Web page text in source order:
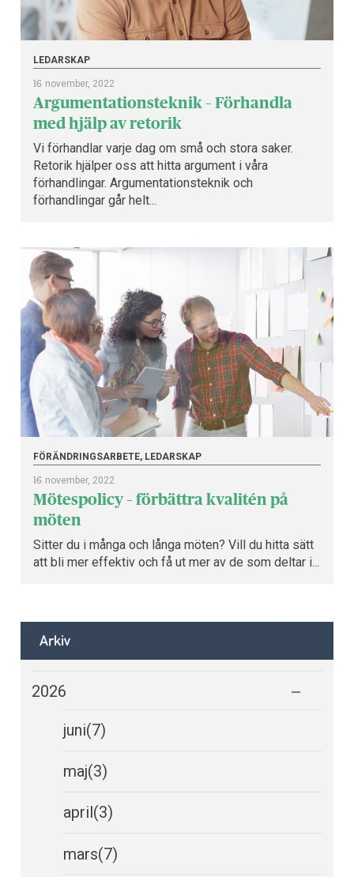
LEDARSKAP
16 november, 2022
Argumentationsteknik – Förhandla
med hjälp av retorik
Vi förhandlar varje dag om små och stora saker.
Retorik hjälper oss att hitta argument i våra
förhandlingar. Argumentationsteknik och
förhandlingar går helt...
FÖRÄNDRINGSARBETE, LEDARSKAP
16 november, 2022
Mötespolicy – förbättra kvalitén på
möten
Sitter du i många och långa möten? Vill du hitta sätt
att bli mer effektiv och få ut mer av de som deltar i...
Arkiv
2026
juni(7)
maj(3)
april (3)
mars(7)